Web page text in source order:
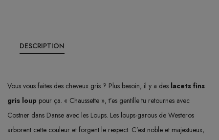
DESCRIPTION
Vous vous faites des cheveux gris ? Plus besoin, il y a des lacets fins
gris loup pour ça. « Chaussette », t’es gentille tu retournes avec
Costner dans Danse avec les Loups. Les loups-garous de Westeros
arborent cette couleur et forgent le respect. C’est noble et majestueux,